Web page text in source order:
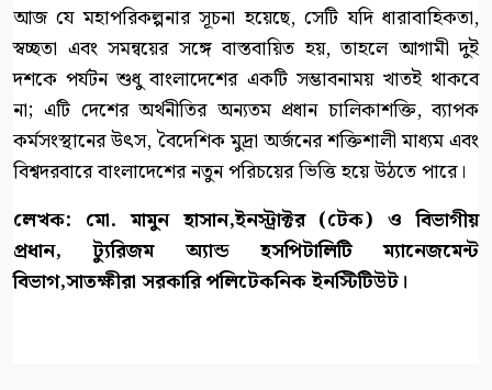
আজ যে মহাপরিকল্পনার সূচনা হয়েছে, সেটি যদি ধারাবাহিকতা,
স্বচ্ছতা এবং সমন্বয়ের সঙ্গে বাস্তবায়িত হয়, তাহলে আগামী দুই
দশকে পর্যটন শুধু বাংলাদেশের একটি সম্ভাবনাময় খাতই থাকবে
না; এটি দেশের অর্থনীতির অন্যতম প্রধান চালিকাশক্তি, ব্যাপক
কর্মসংস্থানের উৎস, বৈদেশিক মুদ্রা অর্জনের শক্তিশালী মাধ্যম এবং
বিশ্বদরবারে বাংলাদেশের নতুন পরিচয়ের ভিত্তি হয়ে উঠতে পারে।
লেখক: মো. মামুন হাসান,ইনস্ট্রাক্টর (টেক) ও বিভাগীয়
প্রধান, ট্যুরিজম অ্যান্ড হসপিটালিটি ম্যানেজমেন্ট
বিভাগ,সাতক্ষীরা সরকারি পলিটেকনিক ইনস্টিটিউট।